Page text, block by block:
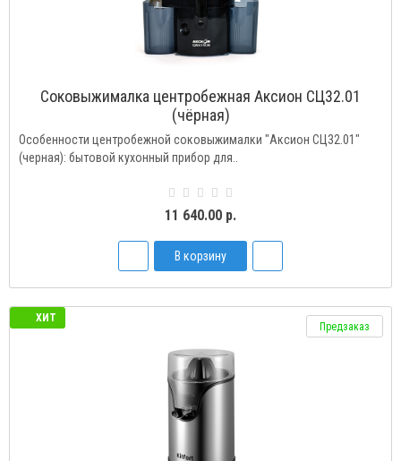
Соковыжималка центробежная Аксион СЦ32.01
(чёрная)
Особенности центробежной соковыжималки "Аксион СЦ32.01"
(черная): бытовой кухонный прибор для..
11 640.00 р.
В корзину
ХИТ
Предзаказ